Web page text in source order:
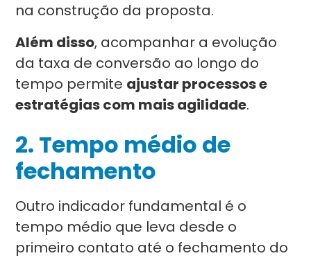
na construção da proposta.
Além disso, acompanhar a evolução
da taxa de conversão ao longo do
tempo permite ajustar processos e
estratégias com mais agilidade.
2. Tempo médio de
fechamento
Outro indicador fundamental é o
tempo médio que leva desde o
primeiro contato até o fechamento do